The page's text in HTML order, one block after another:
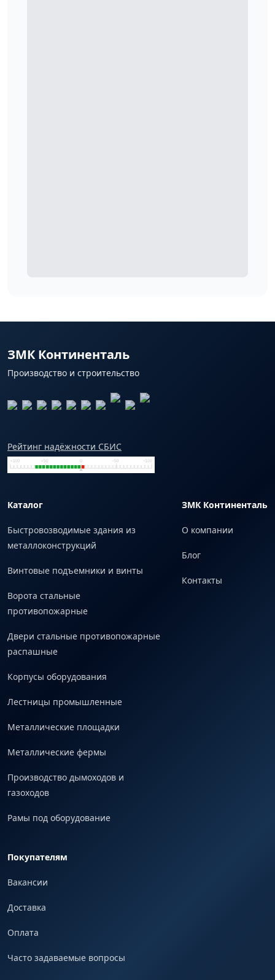
ЗМК Континенталь
Производство и строительство
Рейтинг надёжности СБИС
Каталог
Быстровозводимые здания из
металлоконструкций
Винтовые подъемники и винты
Ворота стальные
противопожарные
Двери стальные противопожарные
распашные
Корпусы оборудования
Лестницы промышленные
Металлические площадки
Металлические фермы
Производство дымоходов и
газоходов
Рамы под оборудование
ЗМК Континенталь
О компании
Блог
Контакты
Покупателям
Вакансии
Доставка
Оплата
Часто задаваемые вопросы